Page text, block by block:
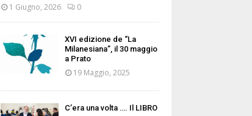
1 Giugno, 2026 0
XVI edizione de “La
Milanesiana”, il 30 maggio
a Prato
19 Maggio, 2025
C’era una volta …. Il LIBRO